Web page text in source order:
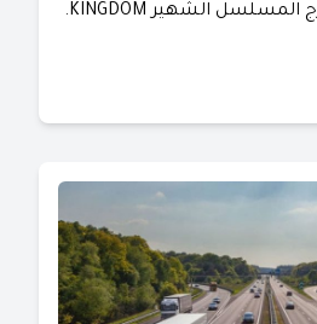
الفيلم تحت إدارة مخرج المسلسل الشهير KINGDOM.